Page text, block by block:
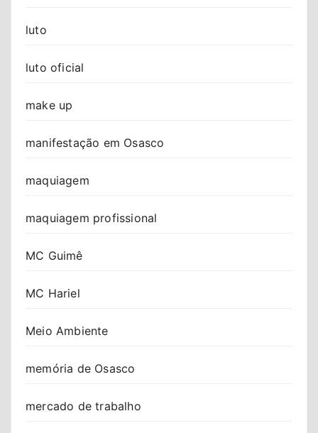
luto
luto oficial
make up
manifestação em Osasco
maquiagem
maquiagem profissional
MC Guimê
MC Hariel
Meio Ambiente
memória de Osasco
mercado de trabalho